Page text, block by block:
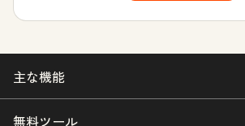
主な機能
無料ツール